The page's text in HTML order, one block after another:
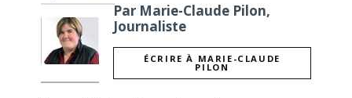
Par Marie-Claude Pilon,
Journaliste
ÉCRIRE À MARIE-CLAUDE
PILON